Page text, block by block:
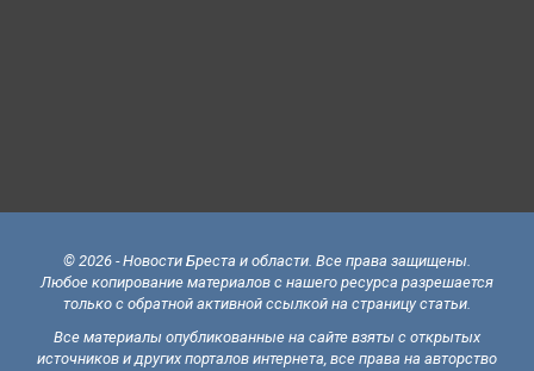
© 2026 - Новости Бреста и области. Все права защищены.
Любое копирование материалов с нашего ресурса разрешается
только с обратной активной ссылкой на страницу статьи.
Все материалы опубликованные на сайте взяты с открытых
источников и других порталов интернета, все права на авторство